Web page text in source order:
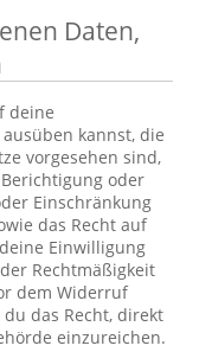
Daten,
deine
kannst, die
vorgesehen sind,
oder
Einschränkung
das Recht auf
Einwilligung
Rechtmäßigkeit
dem Widerruf
das Recht, direkt
einzureichen.